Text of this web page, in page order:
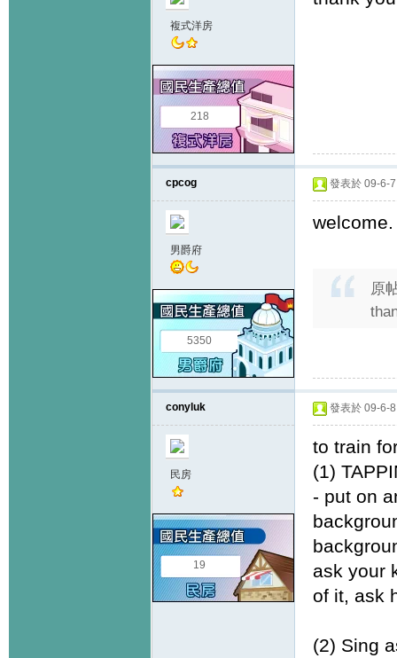
複式洋房
218
cpcog
男爵府
5350
發表於 09-6-
原
conyluk
民房
19
發表於 09-6-
to train
(1)
- put on
ask your
of it, ask
(2) Sing